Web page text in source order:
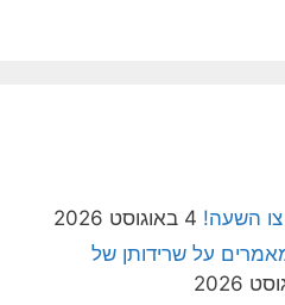
צו השעה! 4 באוגוסט 2026
על שרידותן של